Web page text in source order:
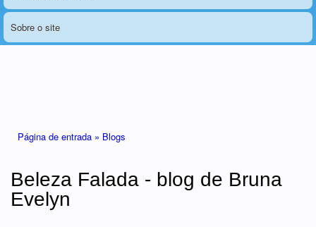
Sobre o site
Página de entrada » Blogs
Beleza Falada - blog de Bruna
Evelyn